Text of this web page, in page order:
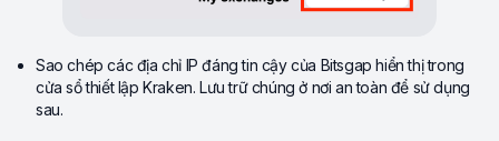
Sao chép các địa chỉ IP đáng tin cậy của Bitsgap hiển thị trong
cửa sổ thiết lập Kraken. Lưu trữ chúng ở nơi an toàn để sử dụng
sau.